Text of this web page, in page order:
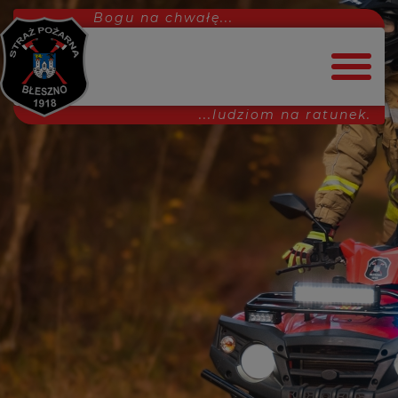
Bogu na chwałę...
Strona główna
Dołącz do nas!
Uroczystości
MDP
Projekty
Inne
...ludziom na ratunek.